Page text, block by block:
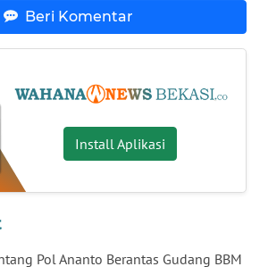
Beri Komentar
Install Aplikasi
Pol Ananto Berantas Gudang BBM